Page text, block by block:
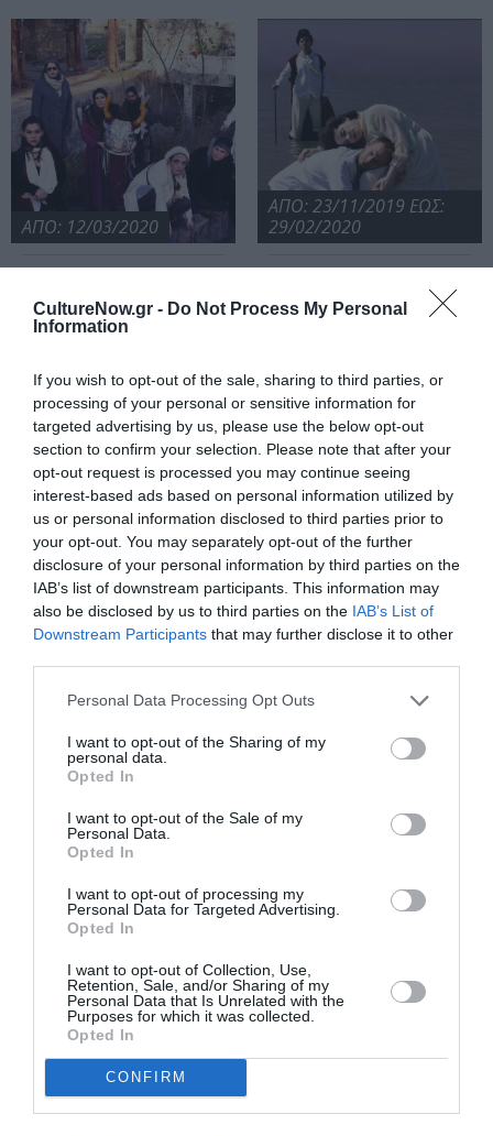
CultureNow.gr - Do Not Process My Personal
Information
If you wish to opt-out of the sale, sharing to third parties, or
processing of your personal or sensitive information for
targeted advertising by us, please use the below opt-out
section to confirm your selection. Please note that after your
opt-out request is processed you may continue seeing
interest-based ads based on personal information utilized by
us or personal information disclosed to third parties prior to
your opt-out. You may separately opt-out of the further
disclosure of your personal information by third parties on the
IAB’s list of downstream participants. This information may
also be disclosed by us to third parties on the IAB’s List of
Downstream Participants that may further disclose it to other
Personal Data Processing Opt Outs
I want to opt-out of the Sharing of my
personal data.
Opted In
I want to opt-out of the Sale of my
Personal Data.
Opted In
I want to opt-out of processing my
Personal Data for Targeted Advertising.
Opted In
I want to opt-out of Collection, Use,
Retention, Sale, and/or Sharing of my
Personal Data that Is Unrelated with the
Purposes for which it was collected.
Opted In
CONFIRM
ΑΠΟ: 12/03/2020
Κοσμογονία, από
το Αερόπλοιο
στο θέατρο
ΑΠΟ: 23/11/2019 ΕΩΣ:
29/02/2020
Έντα Γκάμπλερ,
του Ερρίκου Ίψεν
στο θέατρο
ΑΠΟ: 02/12/2019 ΕΩΣ:
25/02/2020
Wilson & Wilson,
του Έντγκαρ
Άλαν Πόε στο
Αλλού
25/05/2019
Το Παγκάκι, με
τον Γιώργο
Κιμούλη στο
θέατρο Τόπος
Αλλού
ΑΠΟ: 23/11/2018 ΕΩΣ:
03/03/2019
Έτσι είναι, αν
έτσι νομίζετε
(διαφορετικά
κάντε ένα
Google) στο
θέατρο Τόπος
ΑΠΟ: 01/10/2018 ΕΩΣ:
Camille Claudel
του Γιάννη
Θέατρο Τόπος
Αλλού
ΑΠΟ: 04/05/2018
«Ευτυχείτε!», σε
σκηνοθεσία
Βίκυς Βολιώτη
στο Θέατρο
Τόπος Αλλού